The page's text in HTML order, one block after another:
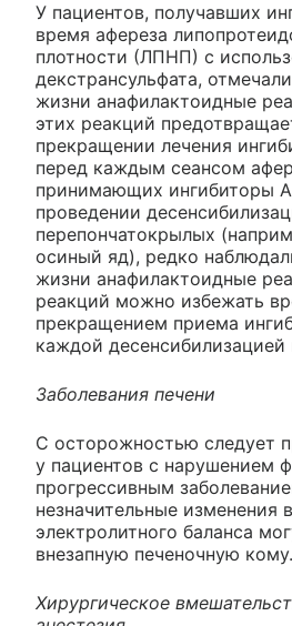
У пациентов, получавших
время афереза
плотности (ЛПНП) с
декстрансульфата,
жизни анафилактоидные
этих реакций
прекращении лечения
перед каждым сеансом
принимающих ингибиторы
проведении
перепончатокрылых
осиный яд), редко
жизни анафилактоидные
реакций можно избежать
прекращением приема
каждой десенсибилизацией
Заболевания печени
С осторожностью следует
у пациентов с нарушением
прогрессивным
незначительные изменения
электролитного баланса
внезапную печеночную кому.
Хирургическое